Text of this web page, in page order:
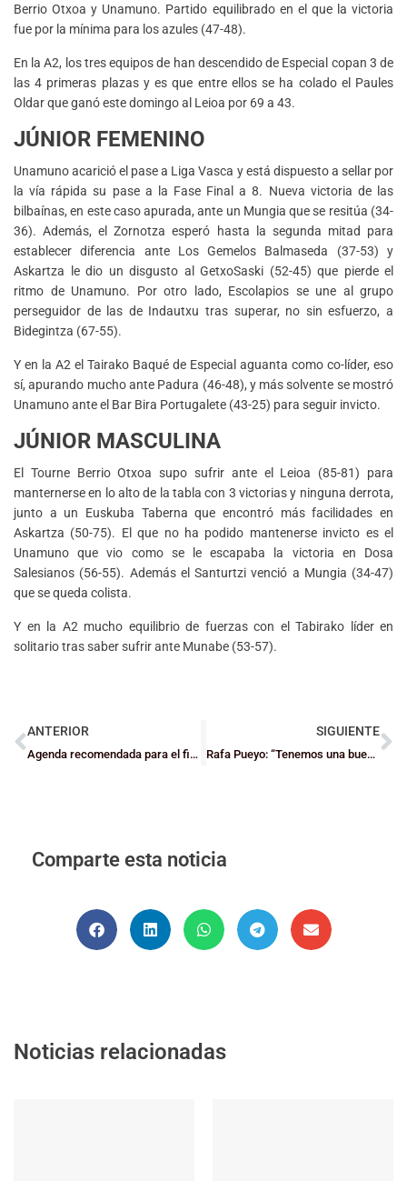
Berrio Otxoa y Unamuno. Partido equilibrado en el que la victoria
fue por la mínima para los azules (47-48).
En la A2, los tres equipos de han descendido de Especial copan 3 de
las 4 primeras plazas y es que entre ellos se ha colado el Paules
Oldar que ganó este domingo al Leioa por 69 a 43.
JÚNIOR FEMENINO
Unamuno acarició el pase a Liga Vasca y está dispuesto a sellar por
la vía rápida su pase a la Fase Final a 8. Nueva victoria de las
bilbaínas, en este caso apurada, ante un Mungia que se resitúa (34-
36). Además, el Zornotza esperó hasta la segunda mitad para
establecer diferencia ante Los Gemelos Balmaseda (37-53) y
Askartza le dio un disgusto al GetxoSaski (52-45) que pierde el
ritmo de Unamuno. Por otro lado, Escolapios se une al grupo
perseguidor de las de Indautxu tras superar, no sin esfuerzo, a
Bidegintza (67-55).
Y en la A2 el Tairako Baqué de Especial aguanta como co-líder, eso
sí, apurando mucho ante Padura (46-48), y más solvente se mostró
Unamuno ante el Bar Bira Portugalete (43-25) para seguir invicto.
JÚNIOR MASCULINA
El Tourne Berrio Otxoa supo sufrir ante el Leioa (85-81) para
manternerse en lo alto de la tabla con 3 victorias y ninguna derrota,
junto a un Euskuba Taberna que encontró más facilidades en
Askartza (50-75). El que no ha podido mantenerse invicto es el
Unamuno que vio como se le escapaba la victoria en Dosa
Salesianos (56-55). Además el Santurtzi venció a Mungia (34-47)
que se queda colista.
Y en la A2 mucho equilibrio de fuerzas con el Tabirako líder en
solitario tras saber sufrir ante Munabe (53-57).
ANTERIOR
Agenda recomendada para el fin de semana
SIGUIENTE
Rafa Pueyo: “Tenemos una buena cantera en Bizkaia”
Comparte esta noticia
Noticias relacionadas